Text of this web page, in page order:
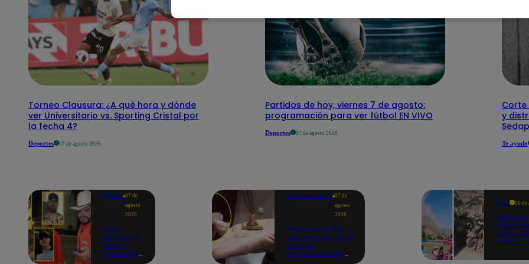
Torneo Clausura: ¿A qué hora y dónde
ver Universitario vs. Sporting Cristal por
la fecha 4?
Deportes 07 de agosto 2026
Partidos de hoy, viernes 7 de agosto:
programación para ver fútbol EN VIVO
Deportes 07 de agosto 2026
Corte
y
Te ayudo
Mundo 07 de
agosto
2026
Nueve
influencers
fueron
asesinados
Entretenimiento 07 de
agosto
2026
Presentan el libro
más pequeño de la
Feria del
Internacional del
Perú 06 de
Sismo de
Junín
heridos,
propició